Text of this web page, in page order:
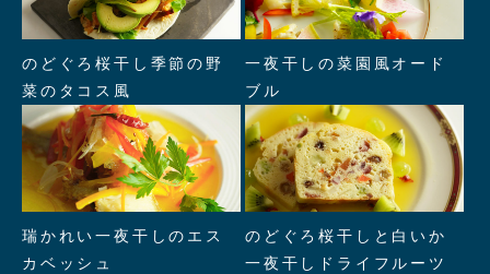
" alt="のどぐろ桜干し季節の野
菜のタコス風"/>
のどぐろ桜干し季節の野
菜のタコス風
" alt="一夜干しの菜園風オード
ブル"/>
一夜干しの菜園風オード
ブル
" alt="瑞かれい一夜干しのエス
瑞かれい一夜干しのエス
カベッシュ
" alt="のどぐろ桜干しと白いか
一夜干しドライフルーツのケー
のどぐろ桜干しと白いか
一夜干しドライフルーツ